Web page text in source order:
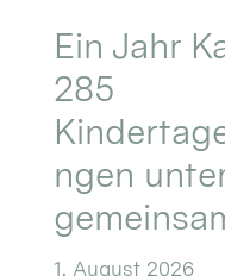
Ein Jahr
285
ngen
1. August 2026